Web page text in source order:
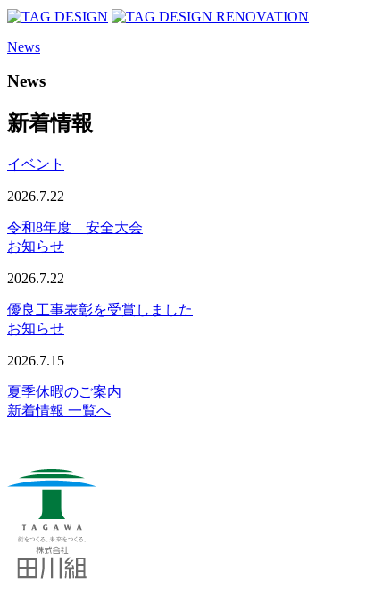
News
News
新着情報
イベント
2026.7.22
令和8年度 安全大会
お知らせ
2026.7.22
優良工事表彰を受賞しました
お知らせ
2026.7.15
夏季休暇のご案内
新着情報 一覧へ